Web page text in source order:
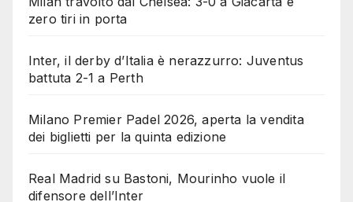
zero tiri in porta
Inter, il derby d’Italia è nerazzurro: Juventus
battuta 2-1 a Perth
Milano Premier Padel 2026, aperta la vendita
dei biglietti per la quinta edizione
Real Madrid su Bastoni, Mourinho vuole il
difensore dell’Inter